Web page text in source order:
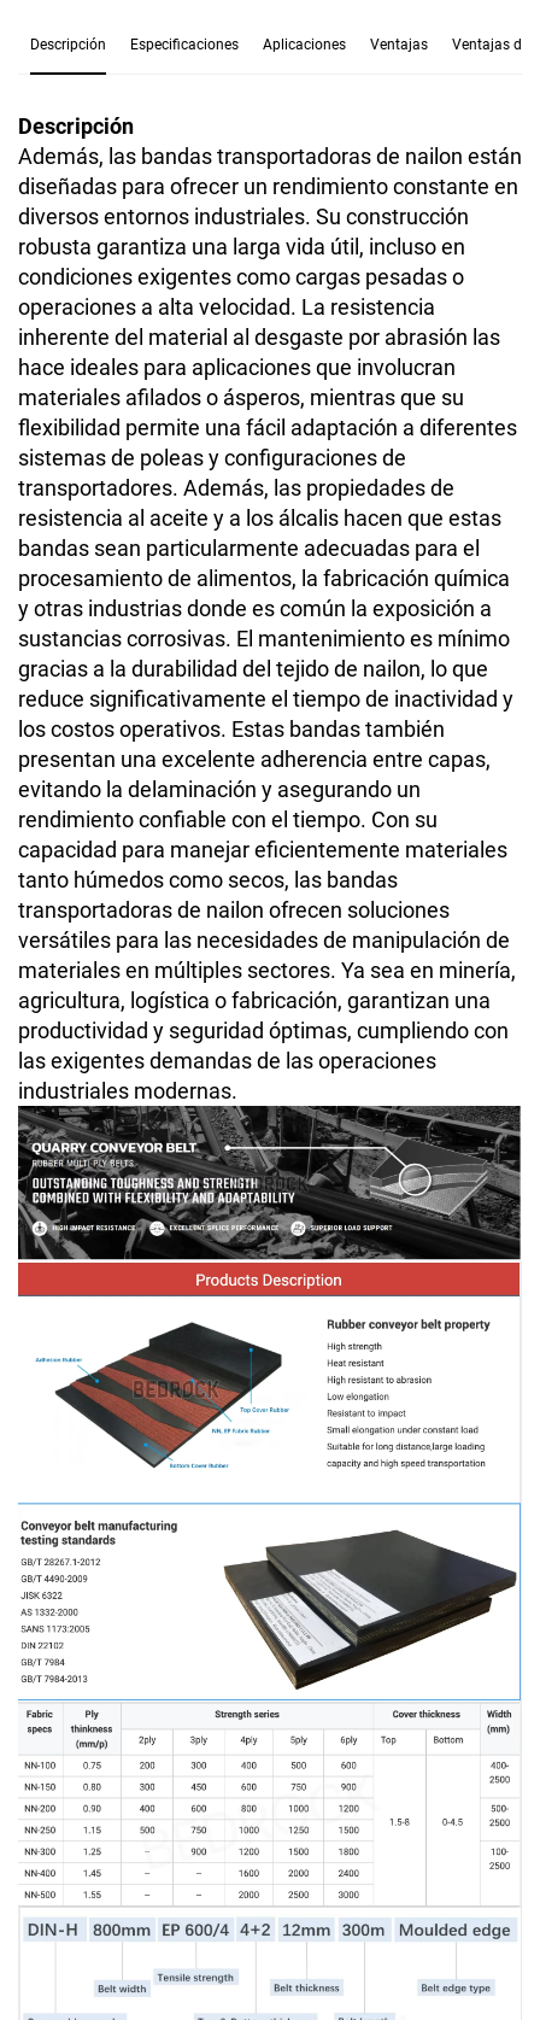
Descripción Especificaciones Aplicaciones Ventajas Ventajas de
Descripción
Además, las bandas transportadoras de nailon están
diseñadas para ofrecer un rendimiento constante en
diversos entornos industriales. Su construcción
robusta garantiza una larga vida útil, incluso en
condiciones exigentes como cargas pesadas o
operaciones a alta velocidad. La resistencia
inherente del material al desgaste por abrasión las
hace ideales para aplicaciones que involucran
materiales afilados o ásperos, mientras que su
flexibilidad permite una fácil adaptación a diferentes
sistemas de poleas y configuraciones de
transportadores. Además, las propiedades de
resistencia al aceite y a los álcalis hacen que estas
bandas sean particularmente adecuadas para el
procesamiento de alimentos, la fabricación química
y otras industrias donde es común la exposición a
sustancias corrosivas. El mantenimiento es mínimo
gracias a la durabilidad del tejido de nailon, lo que
reduce significativamente el tiempo de inactividad y
los costos operativos. Estas bandas también
presentan una excelente adherencia entre capas,
evitando la delaminación y asegurando un
rendimiento confiable con el tiempo. Con su
capacidad para manejar eficientemente materiales
tanto húmedos como secos, las bandas
transportadoras de nailon ofrecen soluciones
versátiles para las necesidades de manipulación de
materiales en múltiples sectores. Ya sea en minería,
agricultura, logística o fabricación, garantizan una
productividad y seguridad óptimas, cumpliendo con
las exigentes demandas de las operaciones
industriales modernas.